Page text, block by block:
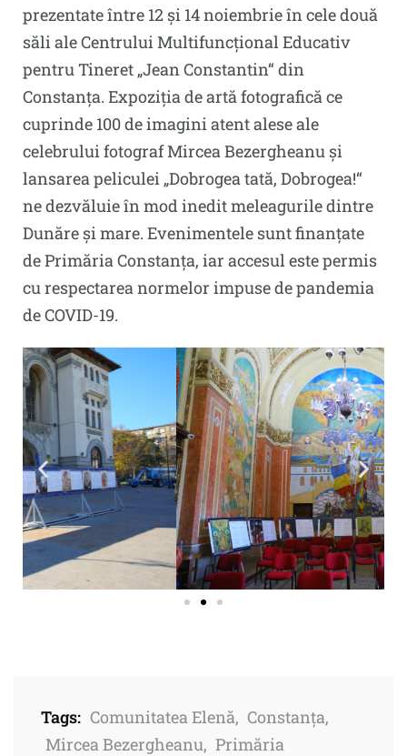
prezentate între 12 și 14 noiembrie în cele două
săli ale Centrului Multifuncțional Educativ
pentru Tineret „Jean Constantin“ din
Constanța. Expoziția de artă fotografică ce
cuprinde 100 de imagini atent alese ale
celebrului fotograf Mircea Bezergheanu și
lansarea peliculei „Dobrogea tată, Dobrogea!“
ne dezvăluie în mod inedit meleagurile dintre
Dunăre și mare. Evenimentele sunt finanțate
de Primăria Constanța, iar accesul este permis
cu respectarea normelor impuse de pandemia
de COVID-19.
Tags: Comunitatea Elenă, Constanța,
Mircea Bezergheanu, Primăria